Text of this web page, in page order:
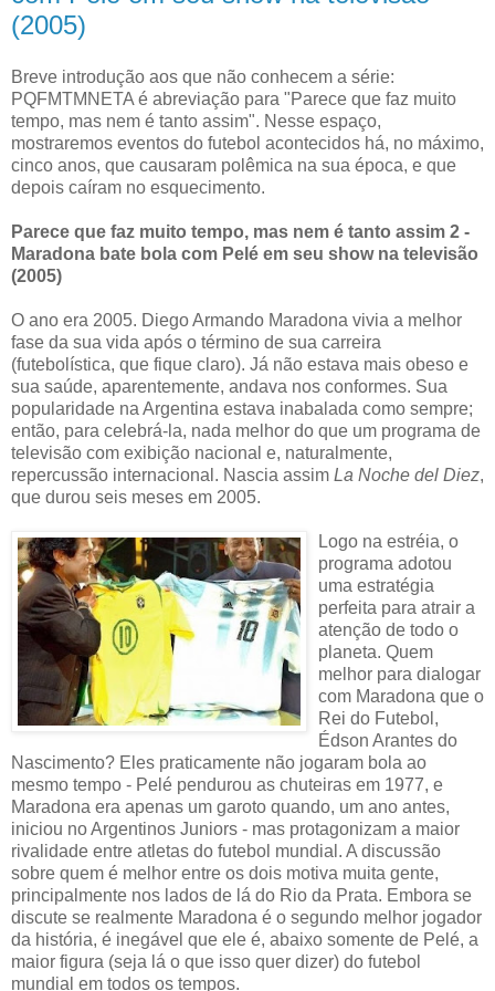
(2005)
Breve introdução aos que não conhecem a série:
PQFMTMNETA é abreviação para "Parece que faz muito
tempo, mas nem é tanto assim". Nesse espaço,
mostraremos eventos do futebol acontecidos há, no máximo,
cinco anos, que causaram polêmica na sua época, e que
depois caíram no esquecimento.
Parece que faz muito tempo, mas nem é tanto assim 2 -
Maradona bate bola com Pelé em seu show na televisão
(2005)
O ano era 2005. Diego Armando Maradona vivia a melhor
fase da sua vida após o término de sua carreira
(futebolística, que fique claro). Já não estava mais obeso e
sua saúde, aparentemente, andava nos conformes. Sua
popularidade na Argentina estava inabalada como sempre;
então, para celebrá-la, nada melhor do que um programa de
televisão com exibição nacional e, naturalmente,
repercussão internacional. Nascia assim La Noche del Diez,
que durou seis meses em 2005.
Logo na estréia, o
programa adotou
uma estratégia
perfeita para atrair a
atenção de todo o
planeta. Quem
melhor para dialogar
com Maradona que o
Rei do Futebol,
Édson Arantes do
Nascimento? Eles praticamente não jogaram bola ao
mesmo tempo - Pelé pendurou as chuteiras em 1977, e
Maradona era apenas um garoto quando, um ano antes,
iniciou no Argentinos Juniors - mas protagonizam a maior
rivalidade entre atletas do futebol mundial. A discussão
sobre quem é melhor entre os dois motiva muita gente,
principalmente nos lados de lá do Rio da Prata. Embora se
discute se realmente Maradona é o segundo melhor jogador
da história, é inegável que ele é, abaixo somente de Pelé, a
maior figura (seja lá o que isso quer dizer) do futebol
mundial em todos os tempos.